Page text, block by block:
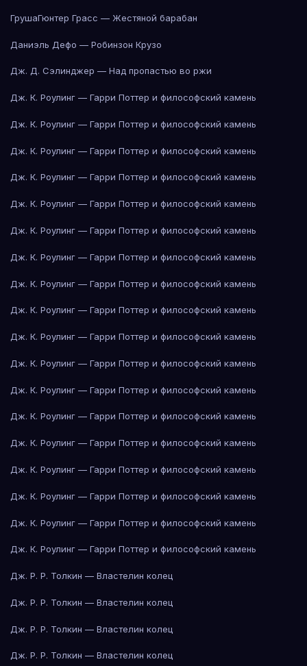
ГрушаГюнтер Грасс — Жестяной барабан
Даниэль Дефо — Робинзон Крузо
Дж. Д. Сэлинджер — Над пропастью во ржи
Дж. К. Роулинг — Гарри Поттер и философский камень
Дж. К. Роулинг — Гарри Поттер и философский камень
Дж. К. Роулинг — Гарри Поттер и философский камень
Дж. К. Роулинг — Гарри Поттер и философский камень
Дж. К. Роулинг — Гарри Поттер и философский камень
Дж. К. Роулинг — Гарри Поттер и философский камень
Дж. К. Роулинг — Гарри Поттер и философский камень
Дж. К. Роулинг — Гарри Поттер и философский камень
Дж. К. Роулинг — Гарри Поттер и философский камень
Дж. К. Роулинг — Гарри Поттер и философский камень
Дж. К. Роулинг — Гарри Поттер и философский камень
Дж. К. Роулинг — Гарри Поттер и философский камень
Дж. К. Роулинг — Гарри Поттер и философский камень
Дж. К. Роулинг — Гарри Поттер и философский камень
Дж. К. Роулинг — Гарри Поттер и философский камень
Дж. К. Роулинг — Гарри Поттер и философский камень
Дж. К. Роулинг — Гарри Поттер и философский камень
Дж. К. Роулинг — Гарри Поттер и философский камень
Дж. Р. Р. Толкин — Властелин колец
Дж. Р. Р. Толкин — Властелин колец
Дж. Р. Р. Толкин — Властелин колец
Дж. Р. Р. Толкин — Властелин колец